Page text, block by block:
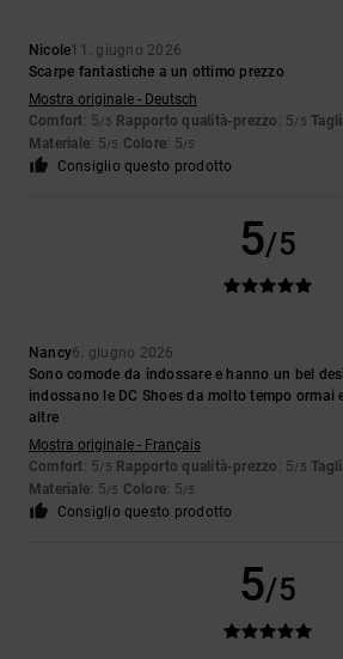
Nicole11. giugno 2026
Scarpe fantastiche a un ottimo prezzo
Mostra originale - Deutsch
Comfort: 5/5 Rapporto qualità-prezzo : 5/5
Materiale: 5/5 Colore: 5/5
Consiglio questo prodotto
5/5
Nancy6. giugno 2026
Sono comode da indossare e hanno un bel
indossano le DC Shoes da molto tempo ormai
altre
Mostra originale - Français
Comfort: 5/5 Rapporto qualità-prezzo : 5/5
Materiale: 5/5 Colore: 5/5
Consiglio questo prodotto
5/5